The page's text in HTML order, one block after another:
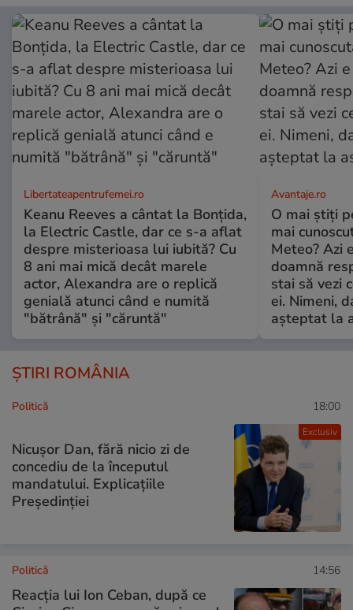
Libertateapentrufemei.ro
Keanu Reeves a cântat la Bonțida,
la Electric Castle, dar ce s-a aflat
despre misterioasa lui iubită? Cu
8 ani mai mică decât marele
actor, Alexandra are o replică
genială atunci când e numită
"bătrână" și "căruntă"
Avantaje.ro
O mai știți
mai
Meteo? Azi
doamnă
stai să vezi
ei. Nimeni,
așteptat la
ȘTIRI ROMÂNIA
Exclusiv
Politică 18:00
Nicușor Dan, fără nicio zi de
concediu de la începutul
mandatului. Explicațiile
Președinției
Politică 14:56
Reacția lui Ion Ceban, după ce